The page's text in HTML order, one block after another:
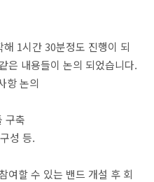
1시간 30분정도 진행이 되
은 내용들이 논의 되었습니다.
항 논의
구축
성 등.
여할 수 있는 밴드 개설 후 회